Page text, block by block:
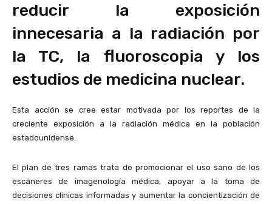
reducir la exposición
innecesaria a la radiación por
la TC, la fluoroscopia y los
estudios de medicina nuclear.
Esta acción se cree estar motivada por los reportes de la
creciente exposición a la radiación médica en la población
estadounidense.
El plan de tres ramas trata de promocionar el uso sano de los
escáneres de imagenología médica, apoyar a la toma de
decisiones clínicas informadas y aumentar la concientización de